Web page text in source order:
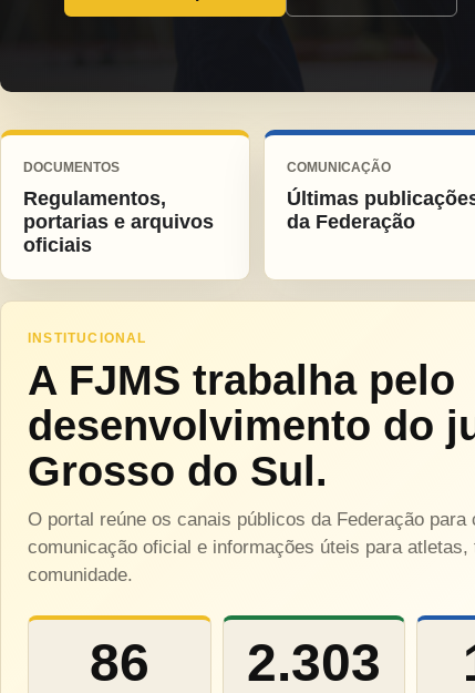
DOCUMENTOS
Regulamentos,
portarias e arquivos
oficiais
COMUNICAÇÃO
Últimas
da Federação
INSTITUCIONAL
A FJMS trabalha pelo
desenvolvimento do
Grosso do Sul.
O portal reúne os canais públicos da Federação
comunicação oficial e informações úteis para
comunidade.
86 2.303